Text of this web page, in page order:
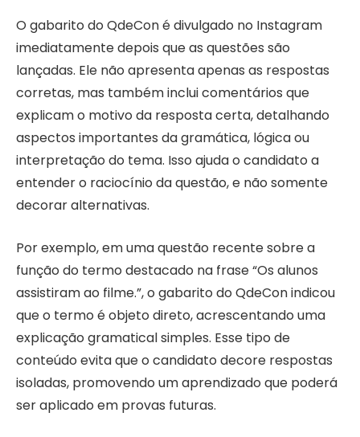
O gabarito do QdeCon é divulgado no Instagram
imediatamente depois que as questões são
lançadas. Ele não apresenta apenas as respostas
corretas, mas também inclui comentários que
explicam o motivo da resposta certa, detalhando
aspectos importantes da gramática, lógica ou
interpretação do tema. Isso ajuda o candidato a
entender o raciocínio da questão, e não somente
decorar alternativas.
Por exemplo, em uma questão recente sobre a
função do termo destacado na frase “Os alunos
assistiram ao filme.”, o gabarito do QdeCon indicou
que o termo é objeto direto, acrescentando uma
explicação gramatical simples. Esse tipo de
conteúdo evita que o candidato decore respostas
isoladas, promovendo um aprendizado que poderá
ser aplicado em provas futuras.